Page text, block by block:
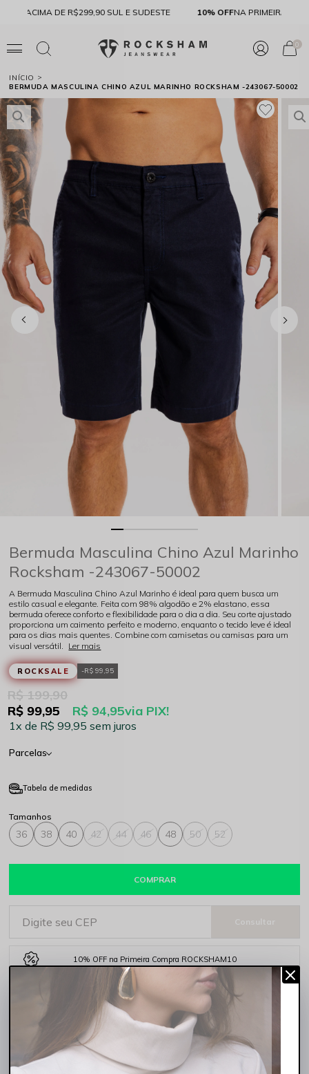
FRETE GRÁTISACIMA DE R$299,90 SUL E SUDESTE
0
INÍCIO
BERMUDA MASCULINA CHINO AZUL MARINHO ROCKSHAM -243067-50002
Bermuda Masculina Chino Azul Marinho
Rocksham -243067-50002
A Bermuda Masculina Chino Azul Marinho é ideal para quem busca um
estilo casual e elegante. Feita com 98% algodão e 2% elastano, essa
bermuda oferece conforto e flexibilidade para o dia a dia. Seu corte ajustado
proporciona um caimento perfeito e moderno, enquanto o tecido leve é ideal
para os dias mais quentes. Combine com camisetas ou camisas para um
visual versátil.
Ler mais
ROCKSALE R$ 99,95
R$ 94,95via PIX!
R$ 199,90
R$ 99,95
1x R$ 99,95sem juros
Parcelas
Tabela de medidas
36 38 40 42 44 46 48 50 52
COMPRAR
10% OFF na Primeira Compra ROCKSHAM10
Frete grátis acima de R$299,90 Sul e Sudeste
5% de desconto no PIX
COMPARTILHE: